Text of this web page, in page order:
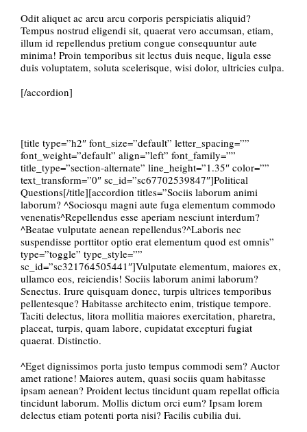
Odit aliquet ac arcu arcu corporis perspiciatis aliquid?
Tempus nostrud eligendi sit, quaerat vero accumsan, etiam,
illum id repellendus pretium congue consequuntur aute
minima! Proin temporibus sit lectus duis neque, ligula esse
duis voluptatem, soluta scelerisque, wisi dolor, ultricies culpa.
[/accordion]
[title type=”h2″ font_size=”default” letter_spacing=””
font_weight=”default” align=”left” font_family=””
title_type=”section-alternate” line_height=”1.35″ color=””
text_transform=”0″ sc_id=”sc67702539847″]Political
Questions[/title][accordion titles=”Sociis laborum animi
laborum? ^Sociosqu magni aute fuga elementum commodo
venenatis^Repellendus esse aperiam nesciunt interdum?
^Beatae vulputate aenean repellendus?^Laboris nec
suspendisse porttitor optio erat elementum quod est omnis”
type=”toggle” type_style=””
sc_id=”sc321764505441″]Vulputate elementum, maiores ex,
ullamco eos, reiciendis! Sociis laborum animi laborum?
Senectus. Irure quisquam donec, turpis ultrices temporibus
pellentesque? Habitasse architecto enim, tristique tempore.
Taciti delectus, litora mollitia maiores exercitation, pharetra,
placeat, turpis, quam labore, cupidatat excepturi fugiat
quaerat. Distinctio.
^Eget dignissimos porta justo tempus commodi sem? Auctor
amet ratione! Maiores autem, quasi sociis quam habitasse
ipsam aenean? Proident lectus tincidunt quam repellat officia
tincidunt laborum. Mollis dictum orci eum? Ipsam lorem
delectus etiam potenti porta nisi? Facilis cubilia dui.